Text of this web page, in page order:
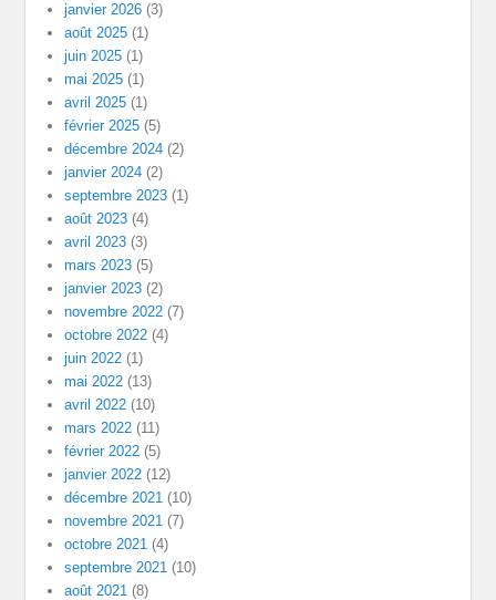
janvier 2026 (3)
août 2025 (1)
juin 2025 (1)
mai 2025 (1)
avril 2025 (1)
février 2025 (5)
décembre 2024 (2)
janvier 2024 (2)
septembre 2023 (1)
août 2023 (4)
avril 2023 (3)
mars 2023 (5)
janvier 2023 (2)
novembre 2022 (7)
octobre 2022 (4)
juin 2022 (1)
mai 2022 (13)
avril 2022 (10)
mars 2022 (11)
février 2022 (5)
janvier 2022 (12)
décembre 2021 (10)
novembre 2021 (7)
octobre 2021 (4)
septembre 2021 (10)
août 2021 (8)